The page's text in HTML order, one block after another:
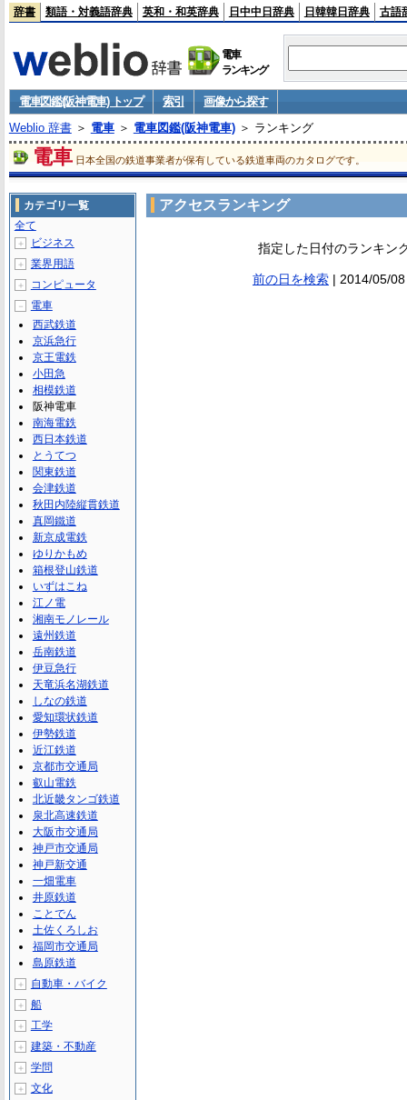
辞書 類語・対義語辞典 英和・和英辞典 日中中日辞典 日韓韓日辞典 古語
電車
ランキング
電車図鑑(阪神電車) トップ 索引
画像から探す
Weblio 辞書＞ 電車＞ 電車図鑑(阪神電車)＞ ランキング
電車 日本全国の鉄道事業者が保有している鉄道車両のカタログです。
アクセスランキング
指定した日付のランキン
前の日を検索| 2014/05/08
カテゴリ一覧
全て
＋ ビジネス
＋ 業界用語
＋ コンピュータ
－
電車
西武鉄道
京浜急行
京王電鉄
小田急
相模鉄道
阪神電車
南海電鉄
西日本鉄道
とうてつ
関東鉄道
会津鉄道
秋田内陸縦貫鉄道
真岡鐵道
新京成電鉄
ゆりかもめ
箱根登山鉄道
いずはこね
江ノ電
湘南モノレール
遠州鉄道
岳南鉄道
伊豆急行
天竜浜名湖鉄道
しなの鉄道
愛知環状鉄道
伊勢鉄道
近江鉄道
京都市交通局
叡山電鉄
北近畿タンゴ鉄道
泉北高速鉄道
大阪市交通局
神戸市交通局
神戸新交通
一畑電車
井原鉄道
ことでん
土佐くろしお
福岡市交通局
島原鉄道
＋ 自動車・バイク
＋ 船
＋ 工学
＋ 建築・不動産
＋ 学問
＋ 文化